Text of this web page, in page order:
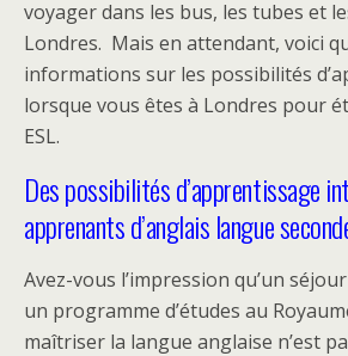
voyager dans les bus, les tubes et
Londres. Mais en attendant, voici
informations sur les possibilités
lorsque vous êtes à Londres pour
ESL.
Des possibilités d’apprentissage
apprenants d’anglais langue
Avez-vous l’impression qu’un
un programme d’études au
maîtriser la langue anglaise n’est